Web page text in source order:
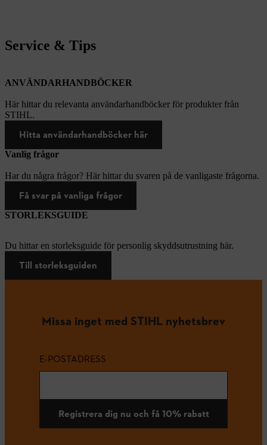
Service & Tips
ANVÄNDARHANDBÖCKER
Här hittar du relevanta användarhandböcker för produkter från
STIHL.
Hitta användarhandböcker här
Vanlig frågor
Har du några frågor? Här hittar du svaren på de vanligaste frågorna.
Få svar på vanliga frågor
STORLEKSGUIDE
Du hittar en storleksguide för personlig skyddsutrustning här.
Till storleksguiden
Missa inget med STIHL nyhetsbrev
E-POSTADRESS
Registrera dig nu och få 10% rabatt